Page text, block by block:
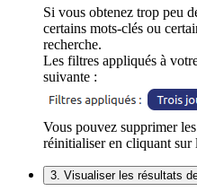
Si vous obtenez trop peu
certains mots-clés ou
recherche.
Les filtres appliqués à
suivante :
Vous pouvez supprimer
réinitialiser en cliquant
3. Visualiser les résultats